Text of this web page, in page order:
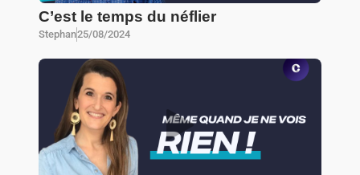
C’est le temps du néflier
Stephan25/08/2024